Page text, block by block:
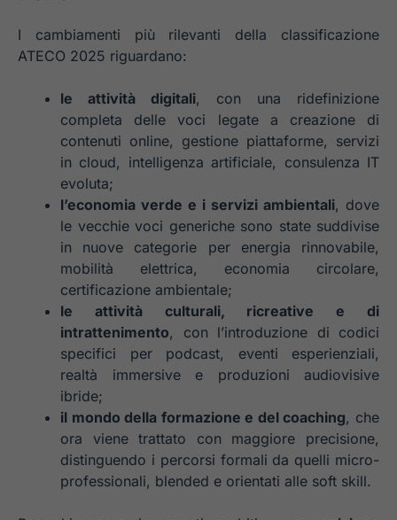
I cambiamenti più rilevanti della classificazione
ATECO 2025 riguardano:
le attività digitali, con una ridefinizione
completa delle voci legate a creazione di
contenuti online, gestione piattaforme, servizi
in cloud, intelligenza artificiale, consulenza IT
evoluta;
l’economia verde e i servizi ambientali, dove
le vecchie voci generiche sono state suddivise
in nuove categorie per energia rinnovabile,
mobilità elettrica, economia circolare,
certificazione ambientale;
le attività culturali, ricreative e di
intrattenimento, con l’introduzione di codici
specifici per podcast, eventi esperienziali,
realtà immersive e produzioni audiovisive
ibride;
il mondo della formazione e del coaching, che
ora viene trattato con maggiore precisione,
distinguendo i percorsi formali da quelli micro-
professionali, blended e orientati alle soft skill.